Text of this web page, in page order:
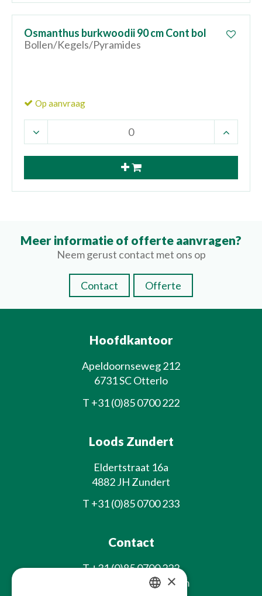
Osmanthus burkwoodii 90 cm Cont bol
Bollen/Kegels/Pyramides
Op aanvraag
Meer informatie of offerte aanvragen?
Neem gerust contact met ons op
Contact Offerte
Hoofdkantoor
Apeldoornseweg 212
6731 SC Otterlo
T +31 (0)85 0700 222
Loods Zundert
Eldertstraat 16a
4882 JH Zundert
T +31 (0)85 0700 233
Contact
T+31 (0)85 0700 222
info@laxsjonplants.com
×